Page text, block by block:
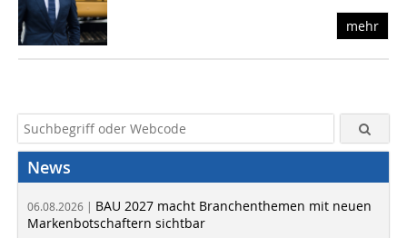
mehr
News
06.08.2026 | BAU 2027 macht Branchenthemen mit neuen
Markenbotschaftern sichtbar